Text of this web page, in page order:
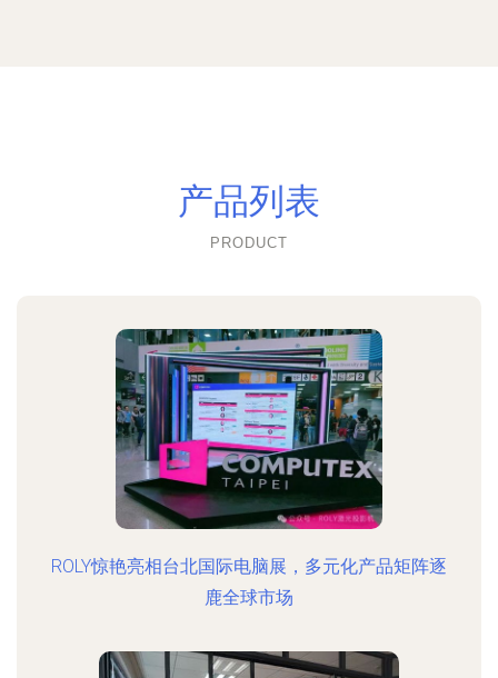
产品列表
PRODUCT
ROLY惊艳亮相台北国际电脑展，多元化产品矩阵逐
鹿全球市场